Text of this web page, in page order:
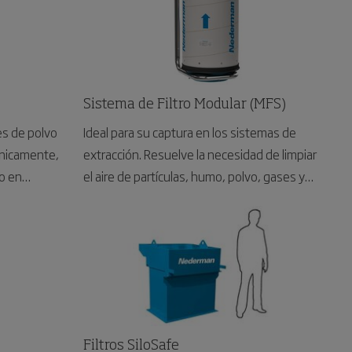
de polvo
en
Sistema de Filtro Modular (MFS)
Ideal para su captura en los sistemas de
extracción. Resuelve la necesidad de limpiar
el aire de partículas, humo, polvo, gases y
Filtros SiloSafe